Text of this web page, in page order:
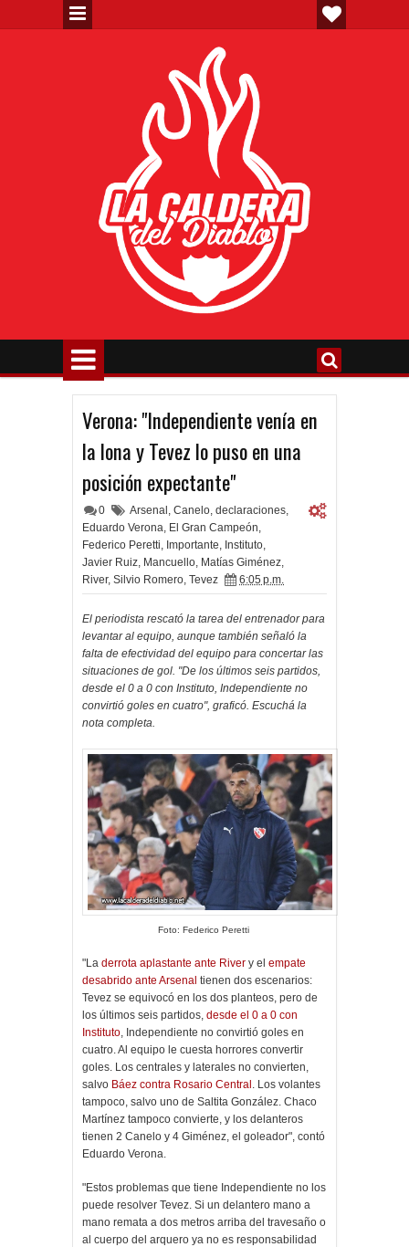
Verona: "Independiente venía en
la lona y Tevez lo puso en una
posición expectante"
0 Arsenal , Canelo, declaraciones,
Eduardo Verona, El Gran Campeón,
Federico Peretti, Importante, Instituto,
Javier Ruiz, Mancuello, Matías Giménez,
River, Silvio Romero, Tevez 6:05 p.m.
El periodista rescató la tarea del entrenador para
levantar al equipo, aunque también señaló la
falta de efectividad del equipo para concertar las
situaciones de gol. "De los últimos seis partidos,
desde el 0 a 0 con Instituto, Independiente no
convirtió goles en cuatro", graficó. Escuchá la
nota completa.
Foto: Federico Peretti
"La derrota aplastante ante River y el empate
desabrido ante Arsenal tienen dos escenarios:
Tevez se equivocó en los dos planteos, pero de
los últimos seis partidos, desde el 0 a 0 con
Instituto, Independiente no convirtió goles en
cuatro. Al equipo le cuesta horrores convertir
goles. Los centrales y laterales no convierten,
salvo Báez contra Rosario Central . Los volantes
tampoco, salvo uno de Saltita González. Chaco
Martínez tampoco convierte, y los delanteros
tienen 2 Canelo y 4 Giménez, el goleador", contó
Eduardo Verona.
"Estos problemas que tiene Independiente no los
puede resolver Tevez. Si un delantero mano a
mano remata a dos metros arriba del travesaño o
al cuerpo del arquero ya no es responsabilidad